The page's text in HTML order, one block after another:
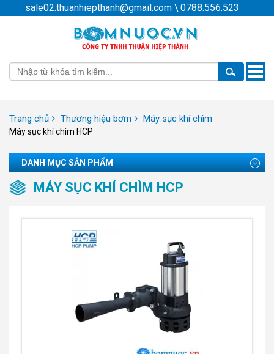
sale02.thuanhiepthanh@gmail.com \ 0788.556.523
Toggle
Trang chủ Thương hiệu bơm Máy sục khí chìm
Máy sục khí chìm HCP
DANH MỤC SẢN PHẨM
MÁY SỤC KHÍ CHÌM HCP